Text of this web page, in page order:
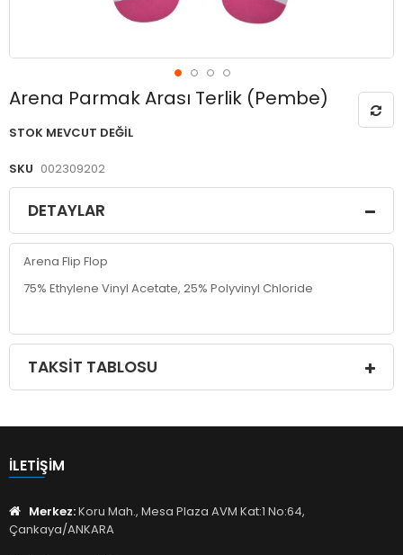
Arena Parmak Arası Terlik (Pembe)
STOK MEVCUT DEĞIL
SKU 002309202
Resim
başlangıcına
DETAYLAR
Arena Flip Flop
75% Ethylene Vinyl Acetate, 25% Polyvinyl Chloride
TAKSIT TABLOSU
İLETIŞIM
Merkez:Koru Mah., Mesa Plaza AVM Kat:1 No:64,
Çankaya/ANKARA